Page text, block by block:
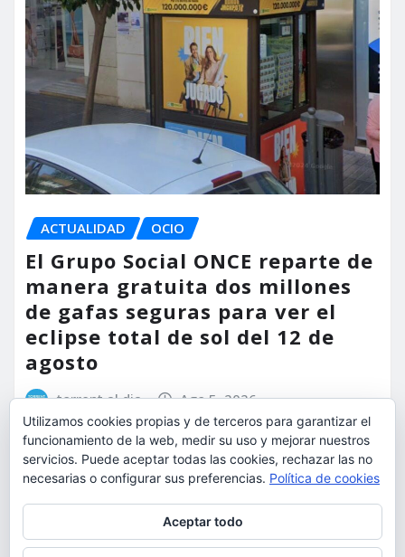
ACTUALIDAD OCIO
El Grupo Social ONCE reparte de
manera gratuita dos millones
de gafas seguras para ver el
eclipse total de sol del 12 de
agosto
torrent al dia Ago 5, 2026
Utilizamos cookies propias y de terceros para garantizar el
funcionamiento de la web, medir su uso y mejorar nuestros
servicios. Puede aceptar todas las cookies, rechazar las no
necesarias o configurar sus preferencias. Política de cookies
Aceptar todo